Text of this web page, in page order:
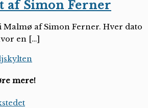
af Simon Ferner
af Simon Ferner. Hver dato
en […]
mere!